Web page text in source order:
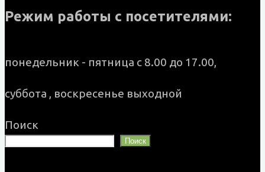
Режим работы с посетителями:
понедельник - пятница с 8.00 до 17.00,
суббота , воскресенье выходной
Поиск
Поиск